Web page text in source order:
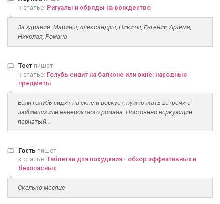
к статье: Ритуалы и обряды на рождество
За здравие..Марины, Александры, Никиты, Евгении, Артема,
Николая, Романа
Тест пишет
к статье: Голубь сидит на балконе или окне: народные
предметы
Если голубь сидит на окне и воркует, нужно жать встречи с
любимым или невероятного романа. Постоянно воркующий
пернатый...
Гость пишет
к статье: Таблетки для похудения - обзор эффективных и
безопасных
Сколько месяце